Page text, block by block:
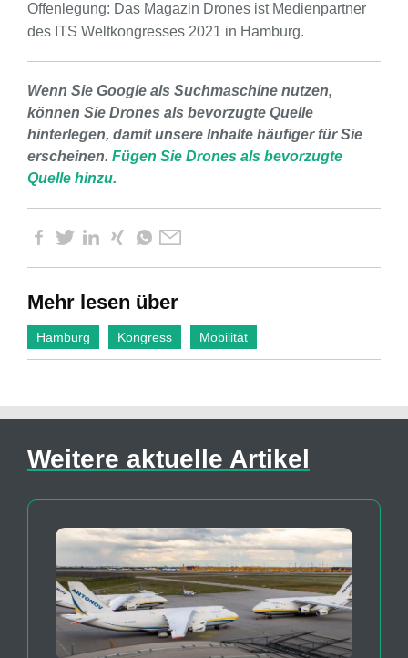
Offenlegung: Das Magazin Drones ist Medienpartner
des ITS Weltkongresses 2021 in Hamburg.
Wenn Sie Google als Suchmaschine nutzen,
können Sie Drones als bevorzugte Quelle
hinterlegen, damit unsere Inhalte häufiger für Sie
erscheinen. Fügen Sie Drones als bevorzugte
Quelle hinzu.
Mehr lesen über
Hamburg Kongress Mobilität
Weitere aktuelle Artikel